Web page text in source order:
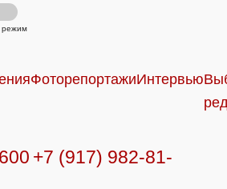
режим
ФоторепортажиИнтервью
+7 (917) 982-81-